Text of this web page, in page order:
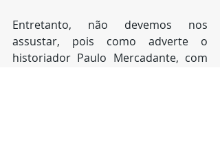
Entretanto, não devemos nos
assustar, pois como adverte o
historiador Paulo Mercadante, com